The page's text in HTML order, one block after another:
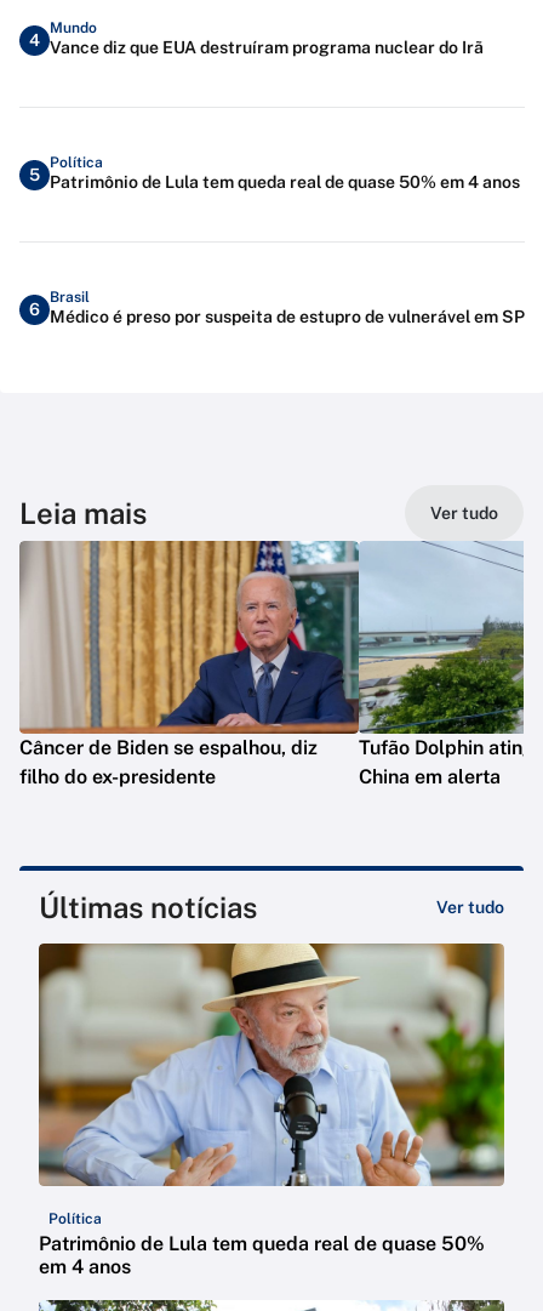
4
Mundo
Vance diz que EUA destruíram programa nuclear do Irã
5
Política
Patrimônio de Lula tem queda real de quase 50% em 4 anos
6
Brasil
Médico é preso por suspeita de estupro de vulnerável em SP
Leia mais Ver tudo
Câncer de Biden se espalhou, diz
filho do ex-presidente
Tufão Dolphin
China em alerta
Últimas notícias Ver tudo
Política
Patrimônio de Lula tem queda real de quase 50%
em 4 anos